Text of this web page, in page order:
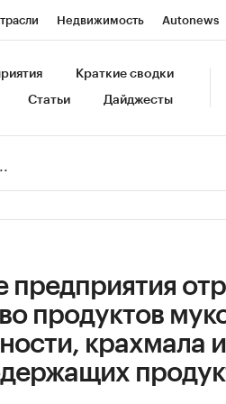
Недвижимость Autonews
Спецпроекты СПб
Краткие сводки
Статьи Дайджесты
предприятия
продуктов
крахмала и